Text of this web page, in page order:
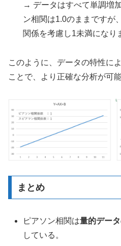
→ データはすべて単調増
ン相関は1.0のままですが
関係を考慮し1未満になり
このように、データの特性に
ことで、より正確な分析が可
まとめ
ピアソン相関は量的デー
している。